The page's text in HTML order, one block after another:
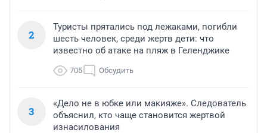
2
Туристы прятались под лежаками, погибли
шесть человек, среди жертв дети: что
известно об атаке на пляж в Геленджике
705 Обсудить
3
«Дело не в юбке или макияже». Следователь
объяснил, кто чаще становится жертвой
изнасилования